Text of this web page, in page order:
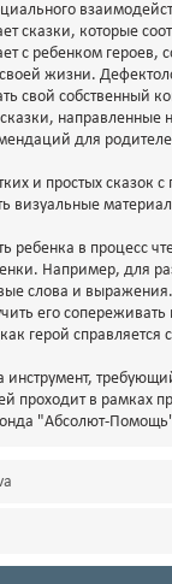
сказки, которые
с ребенком
жизни.
свой собственный
для
и простых
визуальные
ребенка в процесс
Например, для
слова и
его
герой
проходит в рамках
"Абсолют-